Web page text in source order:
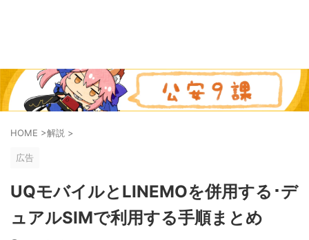
HOME >解説 >
広告
UQモバイルとLINEMOを併用する･デ
ュアルSIMで利用する手順まとめ